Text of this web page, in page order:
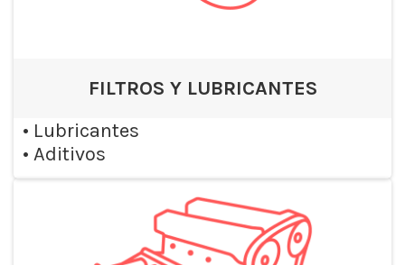
FILTROS Y LUBRICANTES
• Lubricantes
• Aditivos